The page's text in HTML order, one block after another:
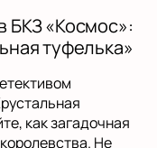
БКЗ «Космос»:
туфелька»
как загадочная
Не